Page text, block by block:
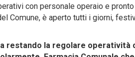
con personale operaio e pronto
Comune, è aperto tutti i giorni,
restando la regolare operatività